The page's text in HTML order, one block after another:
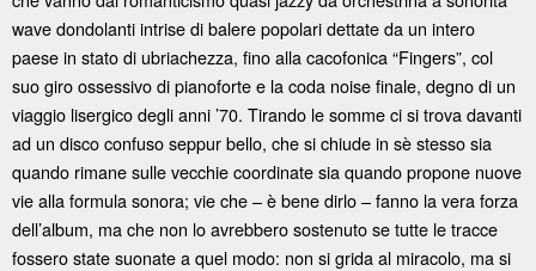
wave dondolanti intrise di balere popolari dettate da un intero
paese in stato di ubriachezza, fino alla cacofonica “Fingers”, col
suo giro ossessivo di pianoforte e la coda noise finale, degno di un
viaggio lisergico degli anni ’70. Tirando le somme ci si trova davanti
ad un disco confuso seppur bello, che si chiude in sè stesso sia
quando rimane sulle vecchie coordinate sia quando propone nuove
vie alla formula sonora; vie che – è bene dirlo – fanno la vera forza
dell’album, ma che non lo avrebbero sostenuto se tutte le tracce
fossero state suonate a quel modo: non si grida al miracolo, ma si